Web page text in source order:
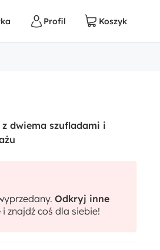
dwiema szufladami i
Odkryj inne
i znajdź coś dla siebie!